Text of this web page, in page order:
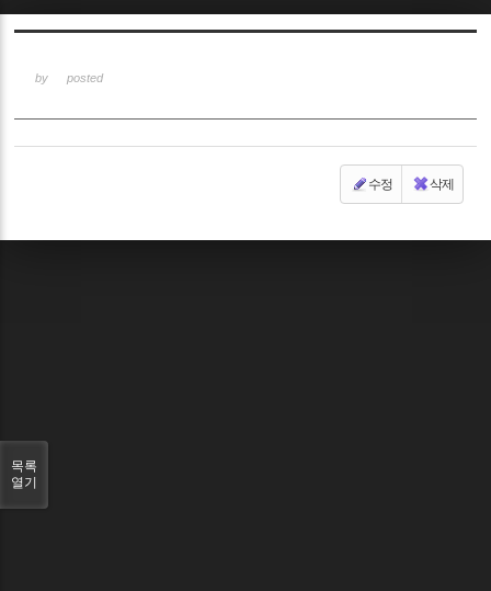
by posted
수정 삭제
목록
열기
Sketchbook5, 스케치북5
Sketchbook5, 스케치북5